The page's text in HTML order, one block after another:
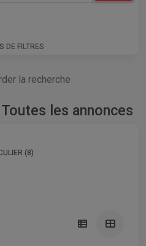
DE FILTRES
la recherche
les annonces
(8)